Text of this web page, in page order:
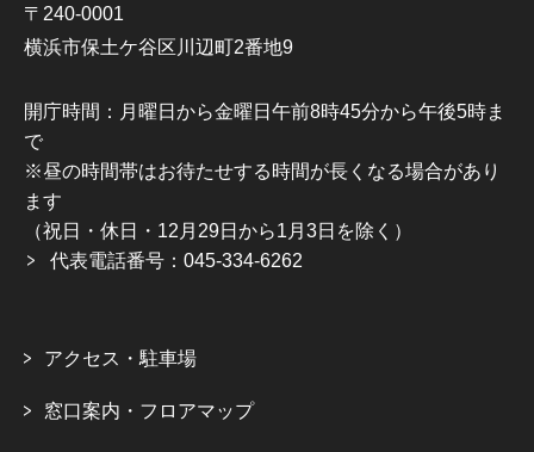
〒240-0001
横浜市保土ケ谷区川辺町2番地9
開庁時間：月曜日から金曜日午前8時45分から午後5時ま
で
※昼の時間帯はお待たせする時間が長くなる場合があり
ます
（祝日・休日・12月29日から1月3日を除く）
代表電話番号：045-334-6262
アクセス・駐車場
窓口案内・フロアマップ